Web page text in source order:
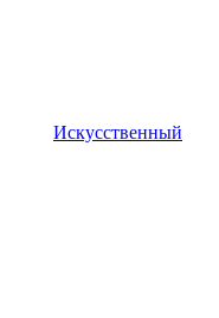
Искусственный